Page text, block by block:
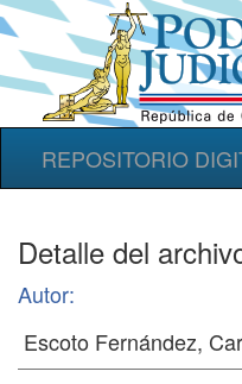
REPOSITORIO
Detalle del
Autor: